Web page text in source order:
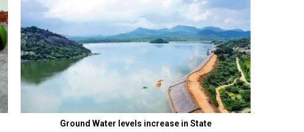
Ground Water levels increase in State